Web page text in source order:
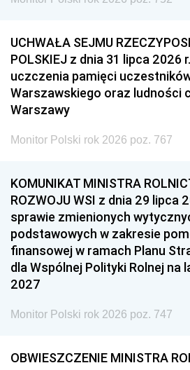
UCHWAŁA SEJMU
POLSKIEJ z dnia 31 lipca 2026
uczczenia pamięci
Warszawskiego oraz ludności
Warszawy
Monitor Polski rok 2026 poz. 767
KOMUNIKAT MINISTRA
ROZWOJU WSI z dnia 29 lipca
sprawie zmienionych
podstawowych w zakresie
finansowej w ramach Planu
dla Wspólnej Polityki Rolnej na
2027
Monitor Polski rok 2026 poz. 747
OBWIESZCZENIE MINISTRA